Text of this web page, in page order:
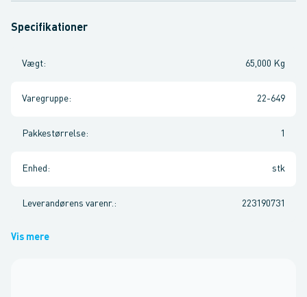
Specifikationer
Vægt: 65,000 Kg
Varegruppe: 22-649
Pakkestørrelse: 1
Enhed : stk
Leverandørens varenr. : 223190731
Vis mere